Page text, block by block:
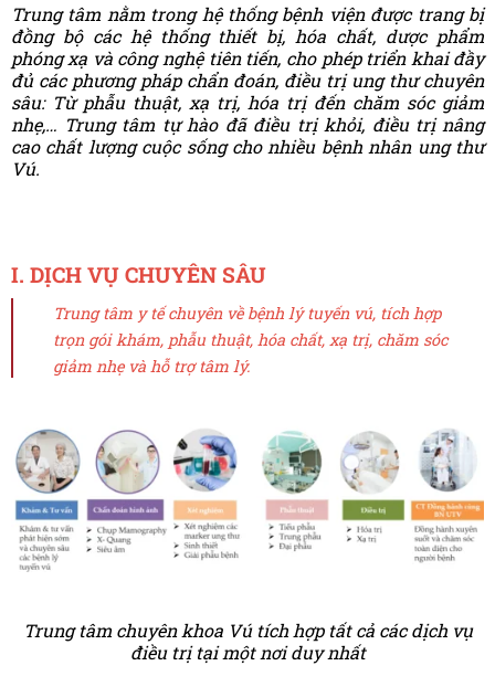
Trung tâm nằm trong hệ thống bệnh viện được trang bị
đồng bộ các hệ thống thiết bị, hóa chất, dược phẩm
phóng xạ và công nghệ tiên tiến, cho phép triển khai đầy
đủ các phương pháp chẩn đoán, điều trị ung thư chuyên
sâu: Từ phẫu thuật, xạ trị, hóa trị đến chăm sóc giảm
nhẹ,… Trung tâm tự hào đã điều trị khỏi, điều trị nâng
cao chất lượng cuộc sống cho nhiều bệnh nhân ung thư
Vú.
I. DỊCH VỤ CHUYÊN SÂU
Trung tâm y tế chuyên về bệnh lý tuyến vú, tích hợp
trọn gói khám, phẫu thuật, hóa chất, xạ trị, chăm sóc
giảm nhẹ và hỗ trợ tâm lý.
Trung tâm chuyên khoa Vú tích hợp tất cả các dịch vụ
điều trị tại một nơi duy nhất